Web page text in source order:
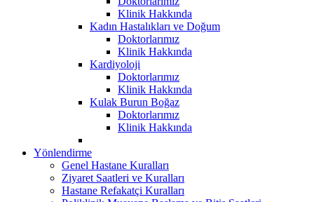
Klinik Hakkında
Kadın Hastalıkları ve Doğum
Doktorlarımız
Klinik Hakkında
Kardiyoloji
Doktorlarımız
Klinik Hakkında
Kulak Burun Boğaz
Doktorlarımız
Klinik Hakkında
Yönlendirme
Genel Hastane Kuralları
Ziyaret Saatleri ve Kuralları
Hastane Refakatçi Kuralları